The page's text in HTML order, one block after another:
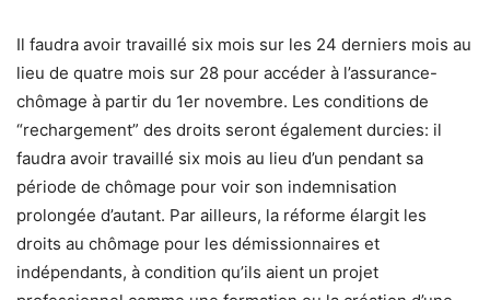
Il faudra avoir travaillé six mois sur les 24 derniers mois au
lieu de quatre mois sur 28 pour accéder à l’assurance-
chômage à partir du 1er novembre. Les conditions de
“rechargement” des droits seront également durcies: il
faudra avoir travaillé six mois au lieu d’un pendant sa
période de chômage pour voir son indemnisation
prolongée d’autant. Par ailleurs, la réforme élargit les
droits au chômage pour les démissionnaires et
indépendants, à condition qu’ils aient un projet